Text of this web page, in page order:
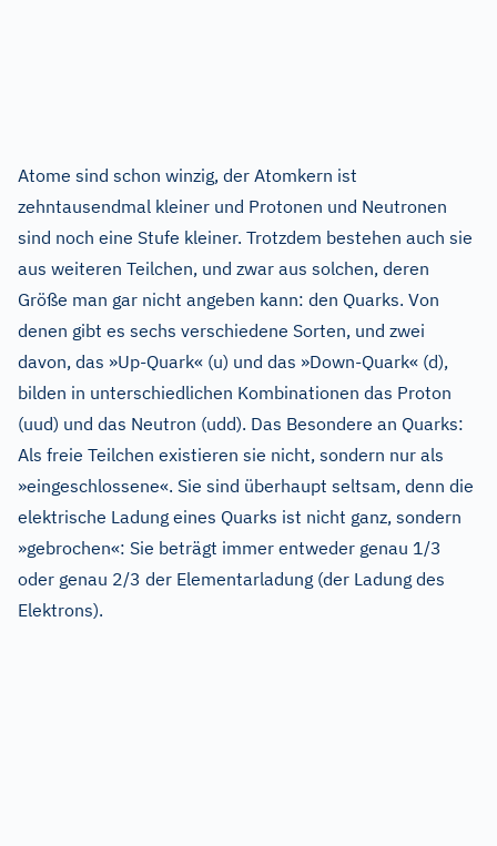
Atome sind schon winzig, der Atomkern ist
zehntausendmal kleiner und Protonen und Neutronen
sind noch eine Stufe kleiner. Trotzdem bestehen auch sie
aus weiteren Teilchen, und zwar aus solchen, deren
Größe man gar nicht angeben kann: den Quarks. Von
denen gibt es sechs verschiedene Sorten, und zwei
davon, das »Up-Quark« (u) und das »Down-Quark« (d),
bilden in unterschiedlichen Kombinationen das Proton
(uud) und das Neutron (udd). Das Besondere an Quarks:
Als freie Teilchen existieren sie nicht, sondern nur als
»eingeschlossene«. Sie sind überhaupt seltsam, denn die
elektrische Ladung eines Quarks ist nicht ganz, sondern
»gebrochen«: Sie beträgt immer entweder genau 1/3
oder genau 2/3 der Elementarladung (der Ladung des
Elektrons).